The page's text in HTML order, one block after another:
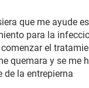
que me ayude
para la
el
quemara y se me
de la entrepierna